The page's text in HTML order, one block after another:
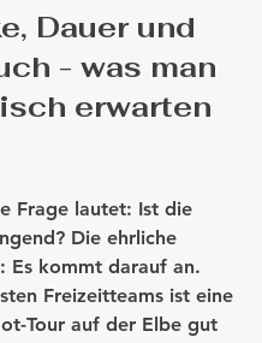
Dauer und
- was man
erwarten
Frage lautet: Ist die
Die ehrliche
Es kommt darauf an.
Freizeitteams ist eine
Tour auf der Elbe gut